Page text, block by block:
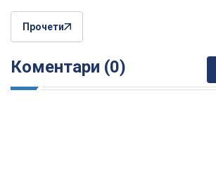
Прочети
Коментари (0)